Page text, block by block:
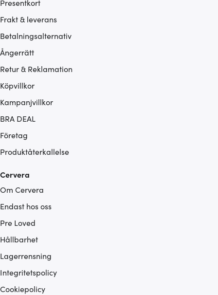
Presentkort
Frakt & leverans
Betalningsalternativ
Ångerrätt
Retur & Reklamation
Köpvillkor
Kampanjvillkor
BRA DEAL
Företag
Produktåterkallelse
Cervera
Om Cervera
Endast hos oss
Pre Loved
Hållbarhet
Lagerrensning
Integritetspolicy
Cookiepolicy